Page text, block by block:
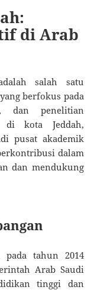
di Arab
salah satu
berfokus pada
dan penelitian
di kota Jeddah,
pusat akademik
dalam
dan mendukung
tahun 2014
Arab Saudi
tinggi dan